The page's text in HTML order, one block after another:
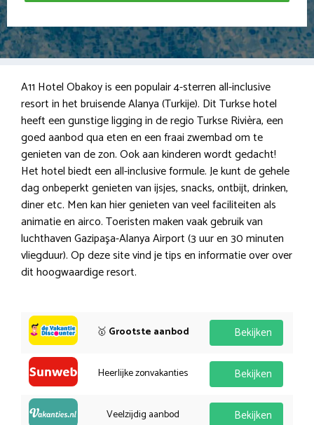
A11 Hotel Obakoy is een populair 4-sterren all-inclusive
resort in het bruisende Alanya (Turkije). Dit Turkse hotel
heeft een gunstige ligging in de regio Turkse Rivièra, een
goed aanbod qua eten en een fraai zwembad om te
genieten van de zon. Ook aan kinderen wordt gedacht!
Het hotel biedt een all-inclusive formule. Je kunt de gehele
dag onbeperkt genieten van ijsjes, snacks, ontbijt, drinken,
diner etc. Men kan hier genieten van veel faciliteiten als
animatie en airco. Toeristen maken vaak gebruik van
luchthaven Gazipaşa-Alanya Airport (3 uur en 30 minuten
vliegduur). Op deze site vind je tips en informatie over over
dit hoogwaardige resort.
🥇 Grootste aanbod Bekijken
Heerlijke zonvakanties Bekijken
Veelzijdig aanbod Bekijken